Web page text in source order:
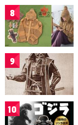
8
9
10